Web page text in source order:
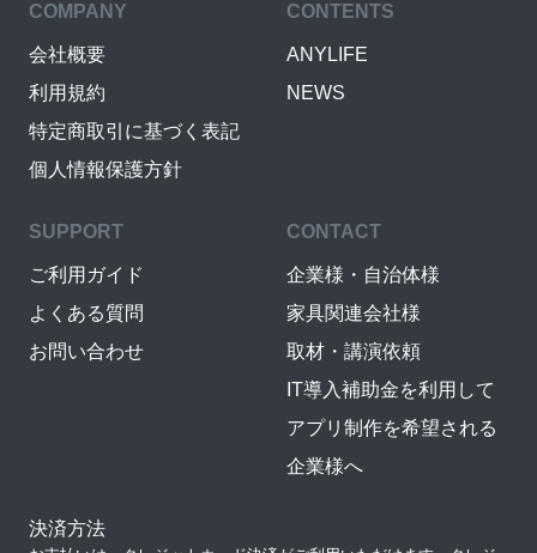
COMPANY
会社概要
利用規約
特定商取引に基づく表記
個人情報保護方針
CONTENTS
ANYLIFE
NEWS
SUPPORT
ご利用ガイド
よくある質問
お問い合わせ
CONTACT
企業様・自治体様
家具関連会社様
取材・講演依頼
IT導入補助金を利用して
アプリ制作を希望される
企業様へ
決済方法